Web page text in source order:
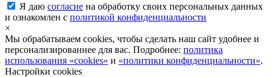
Я даю согласие на обработку своих персональных данных
и ознакомлен с политикой конфиденциальности
×
Мы обрабатываем cookies, чтобы сделать наш сайт удобнее и
персонализированнее для вас. Подробнее: политика
использования «cookies» и «политики конфиденциальности».
Настройки cookies